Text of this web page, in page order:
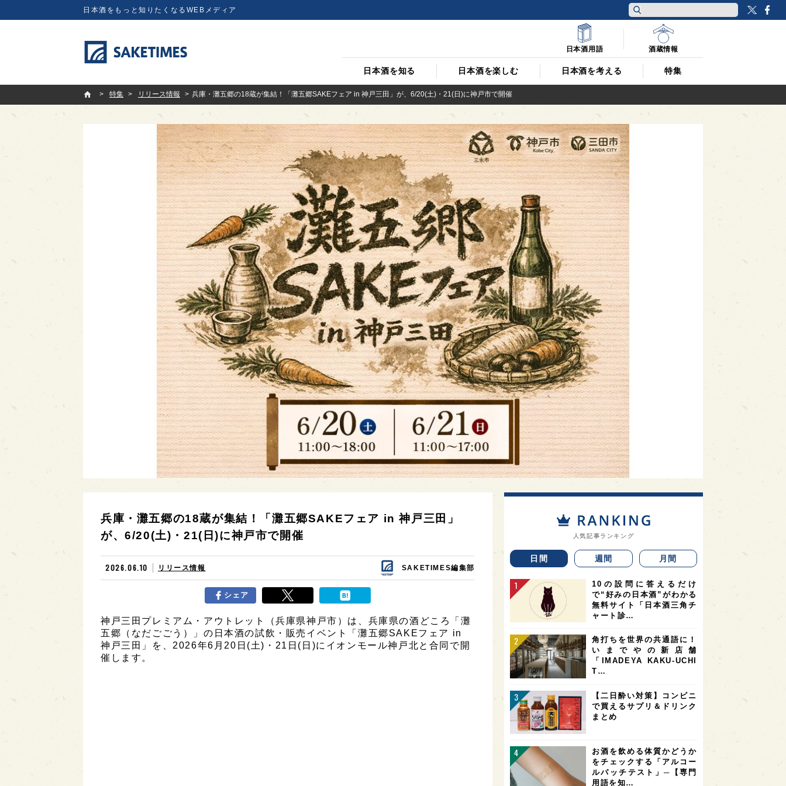
日本酒をもっと知りたくなるWEBメディア
日本酒を知る 日本酒を楽しむ 日本酒を考える 特集
日本酒用語 酒蔵情報
SAKETIMES
特集
リリース情報 兵庫・灘五郷の18蔵が集結！「灘五郷SAKEフェア in 神戸三田」が、6/20(土)・21(日)に神戸市で開催
兵庫・灘五郷の18蔵が集結！「灘五郷SAKEフェア in 神戸三田」
が、6/20(土)・21(日)に神戸市で開催
2026.06.10 リリース情報 SAKETIMES編集部
シェア
神戸三田プレミアム・アウトレット（兵庫県神戸市）は、兵庫県の酒どころ「灘
五郷（なだごごう）」の日本酒の試飲・販売イベント「灘五郷SAKEフェア in
神戸三田」を、2026年6月20日(土)・21日(日)にイオンモール神戸北と合同で開
催します。
人気記事ランキング
日間 週間 月間
10の設問に答えるだけ
で“好みの日本酒”がわかる
無料サイト「日本酒三角チ
ャート診…
角打ちを世界の共通語に！
いまでやの新店舗
「IMADEYA KAKU-UCHI
T…
【二日酔い対策】コンビニ
で買えるサプリ＆ドリンク
まとめ
お酒を飲める体質かどうか
をチェックする「アルコー
ルパッチテスト」─【専門
用語を知…